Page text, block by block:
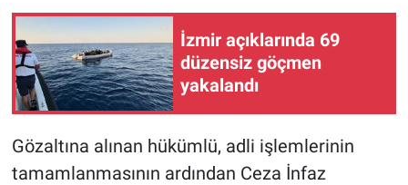
İzmir açıklarında 69
düzensiz göçmen
yakalandı
Gözaltına alınan hükümlü, adli işlemlerinin
tamamlanmasının ardından Ceza İnfaz